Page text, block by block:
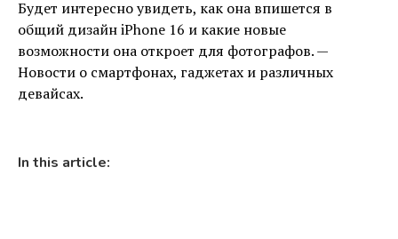
Будет интересно увидеть, как она впишется в
общий дизайн iPhone 16 и какие новые
возможности она откроет для фотографов. —
Новости о смартфонах, гаджетах и ​​различных
девайсах.
In this article: